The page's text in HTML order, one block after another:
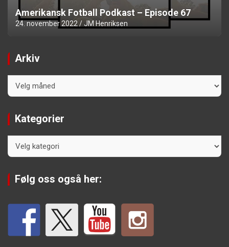
Amerikansk Fotball Podkast – Episode 67
24. november 2022 JM Henriksen
Arkiv
Kategorier
Følg oss også her: